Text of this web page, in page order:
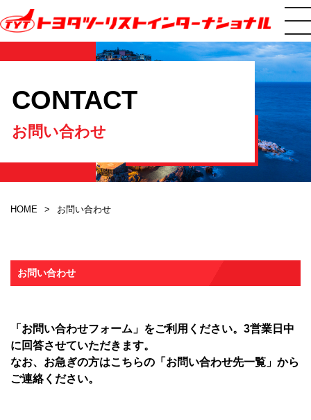
CONTACT
お問い合わせ
HOME お問い合わせ
お問い合わせ
「お問い合わせフォーム」をご利用ください。​3営業日中
に回答させていただきます。​
なお、お急ぎの方はこちらの「 お問い合わせ先一覧 」から
ご連絡ください。​